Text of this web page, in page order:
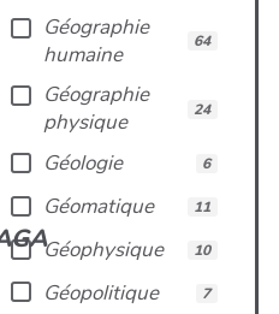
Géographie
humaine
64
Géographie
physique
24
Géologie 6
Géomatique 11
Géophysique 10
Géopolitique 7